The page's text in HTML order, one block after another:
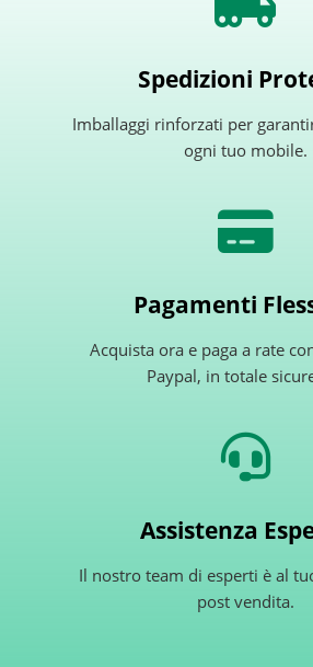
Spedizioni
Imballaggi rinforzati per
ogni tuo mobile.
Pagamenti
Acquista ora e paga a rate
Paypal, in totale
Assistenza
Il nostro team di esperti è al
post vendita.